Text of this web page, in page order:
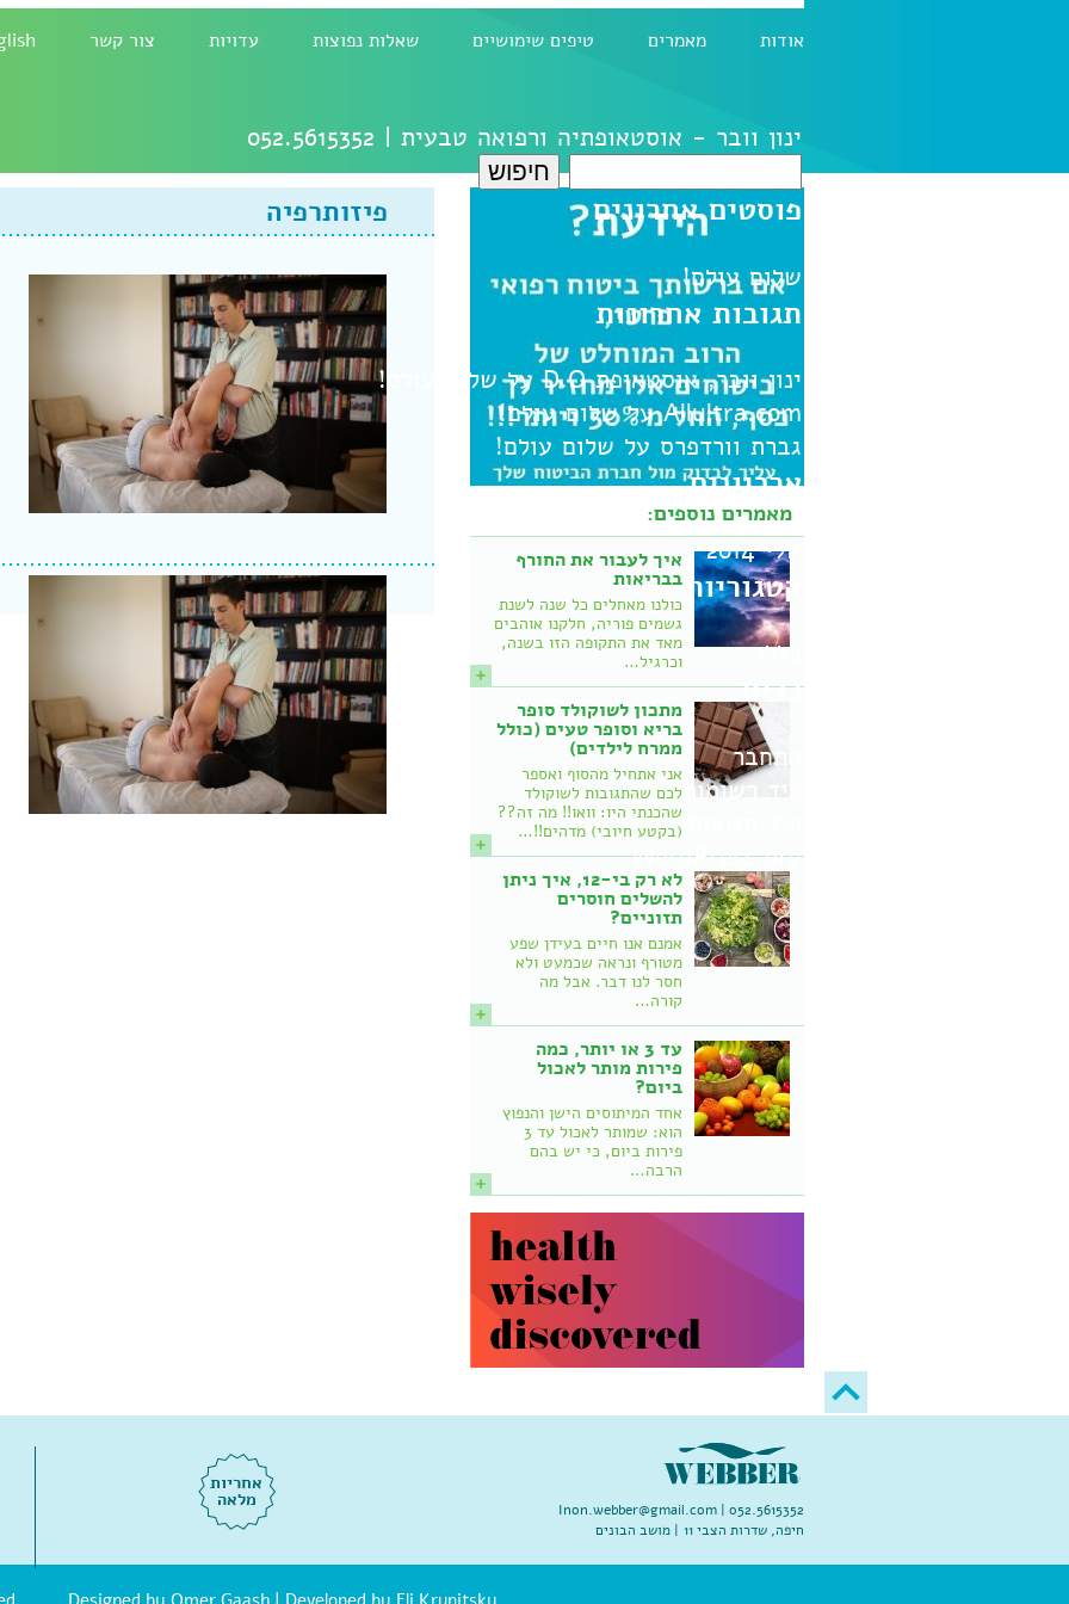
אודות מאמרים טיפים שימושיים שאלות נפוצות עדויות צור קשר
ינון וובר - אוסטאופתיה ורפואה טבעית | 052.5615352
חיפוש:
פוסטים אחרונים
שלום עולם!
תגובות אחרונות
ינון וובר, אוסטאופת D.O עלשלום עולם!
Allultra.comעלשלום עולם!
גברת וורדפרס על שלום עולם!
ארכיונים
יולי 2014
קטגוריות
כללי
כלים
התחבר
פיד רשומות
WordPress.org
פיזותרפיה
מאמרים נוספים:
איך לעבור את החורף
בבריאות
כולנו מאחלים כל שנה לשנת
גשמים פוריה, חלקנו אוהבים
מאד את התקופה הזו בשנה,
וכרגיל…
מתכון לשוקולד סופר
בריא וסופר טעים (כולל
ממרח לילדים)
אני אתחיל מהסוף ואספר
לכם שהתגובות לשוקולד
שהכנתי היו: וואו!! מה זה??
(בקטע חיובי) מדהים!!…
לא רק בי-12, איך ניתן
להשלים חוסרים
תזוניים?
אמנם אנו חיים בעידן שפע
מטורף ונראה שכמעט ולא
חסר לנו דבר. אבל מה
קורה…
עד 3 או יותר, כמה
פירות מותר לאכול
ביום?
אחד המיתוסים הישן והנפוץ
הוא: שמותר לאכול עד 3
פירות ביום, כי יש בהם
הרבה…
052.5615352 |
Inon.webber@gmail.com
חיפה, שדרות הצבי 11 | מושב הבונים
אחריות
מלאה